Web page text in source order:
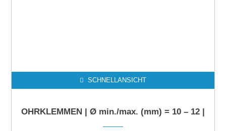
SCHNELLANSICHT
OHRKLEMMEN | Ø min./max. (mm) = 10 – 12 |